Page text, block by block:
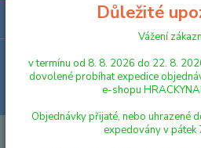
DŘEVĚNÉ HRAČKY TOPA
Důležité
Vážení
v termínu od 8. 8. 2026 do 22. 8.
dovolené probíhat expedice
e-shopu
Objednávky přijaté, nebo uhrazené
expedovány v pátek